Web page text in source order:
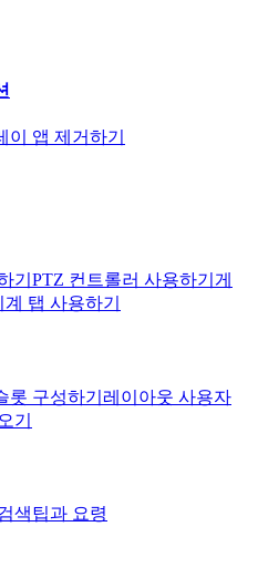
이 앱 제거하기
기 PTZ 컨트롤러 사용하기 게
탭 사용하기
롯 구성하기 레이아웃 사용자
기
색팁과 요령